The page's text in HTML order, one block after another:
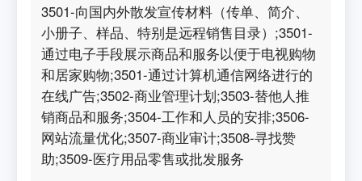
3501-向国内外散发宣传材料（传单、简介、
小册子、样品、特别是远程销售目录）;3501-
通过电子手段展示商品和服务以便于电视购物
和居家购物;3501-通过计算机通信网络进行的
在线广告;3502-商业管理计划;3503-替他人推
销商品和服务;3504-工作和人员的安排;3506-
网站流量优化;3507-商业审计;3508-寻找赞
助;3509-医疗用品零售或批发服务